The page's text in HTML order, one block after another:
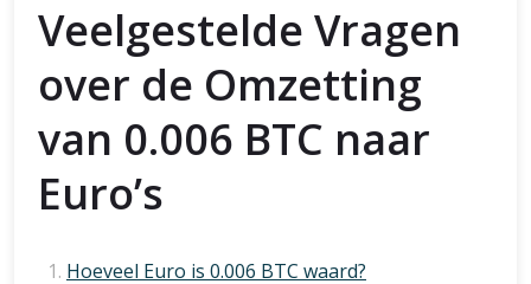
Veelgestelde Vragen
over de Omzetting
van 0.006 BTC naar
Euro’s
Hoeveel Euro is 0.006 BTC waard?